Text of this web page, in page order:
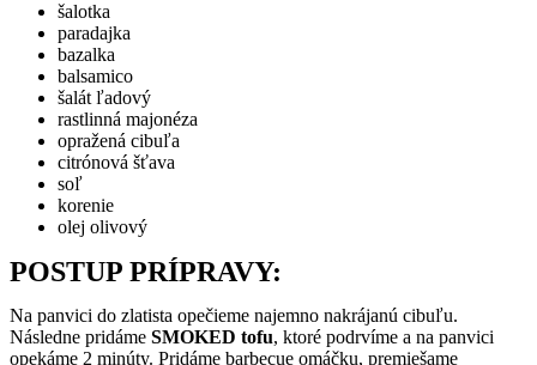
šalotka
paradajka
bazalka
balsamico
šalát ľadový
rastlinná majonéza
opražená cibuľa
citrónová šťava
soľ
korenie
olej olivový
POSTUP PRÍPRAVY:
Na panvici do zlatista opečieme najemno nakrájanú cibuľu.
Následne pridáme SMOKED tofu, ktoré podrvíme a na panvici
opekáme 2 minúty. Pridáme barbecue omáčku, premiešame